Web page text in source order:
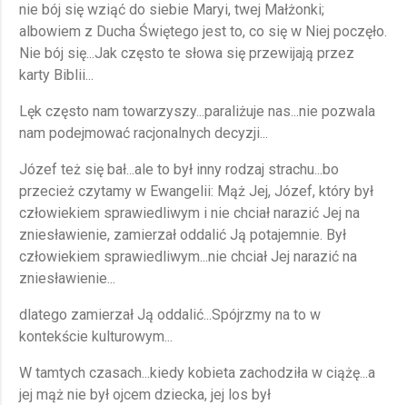
nie bój się wziąć do siebie Maryi, twej Małżonki;
albowiem z Ducha Świętego jest to, co się w Niej poczęło.
Nie bój się...Jak często te słowa się przewijają przez
karty Biblii...
Lęk często nam towarzyszy...paraliżuje nas...nie pozwala
nam podejmować racjonalnych decyzji...
Józef też się bał...ale to był inny rodzaj strachu...bo
przecież czytamy w Ewangelii: Mąż Jej, Józef, który był
człowiekiem sprawiedliwym i nie chciał narazić Jej na
zniesławienie, zamierzał oddalić Ją potajemnie. Był
człowiekiem sprawiedliwym...nie chciał Jej narazić na
zniesławienie...
dlatego zamierzał Ją oddalić...Spójrzmy na to w
kontekście kulturowym...
W tamtych czasach...kiedy kobieta zachodziła w ciążę...a
jej mąż nie był ojcem dziecka, jej los był